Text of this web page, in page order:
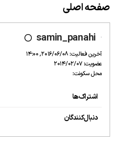
صفحه اصلی
samin_panahi
آخرین فعالیت: 2016/06/08, 14:00
عضویت: 2014/02/07
محل سکونت:
اشتراک‌ها
دنبال‌کنندگان